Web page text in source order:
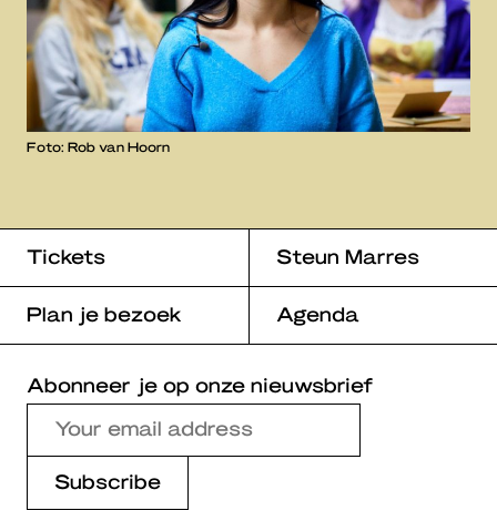
Foto: Rob van Hoorn
Tickets Steun Marres
Plan je bezoek Agenda
Abonneer je op onze nieuwsbrief